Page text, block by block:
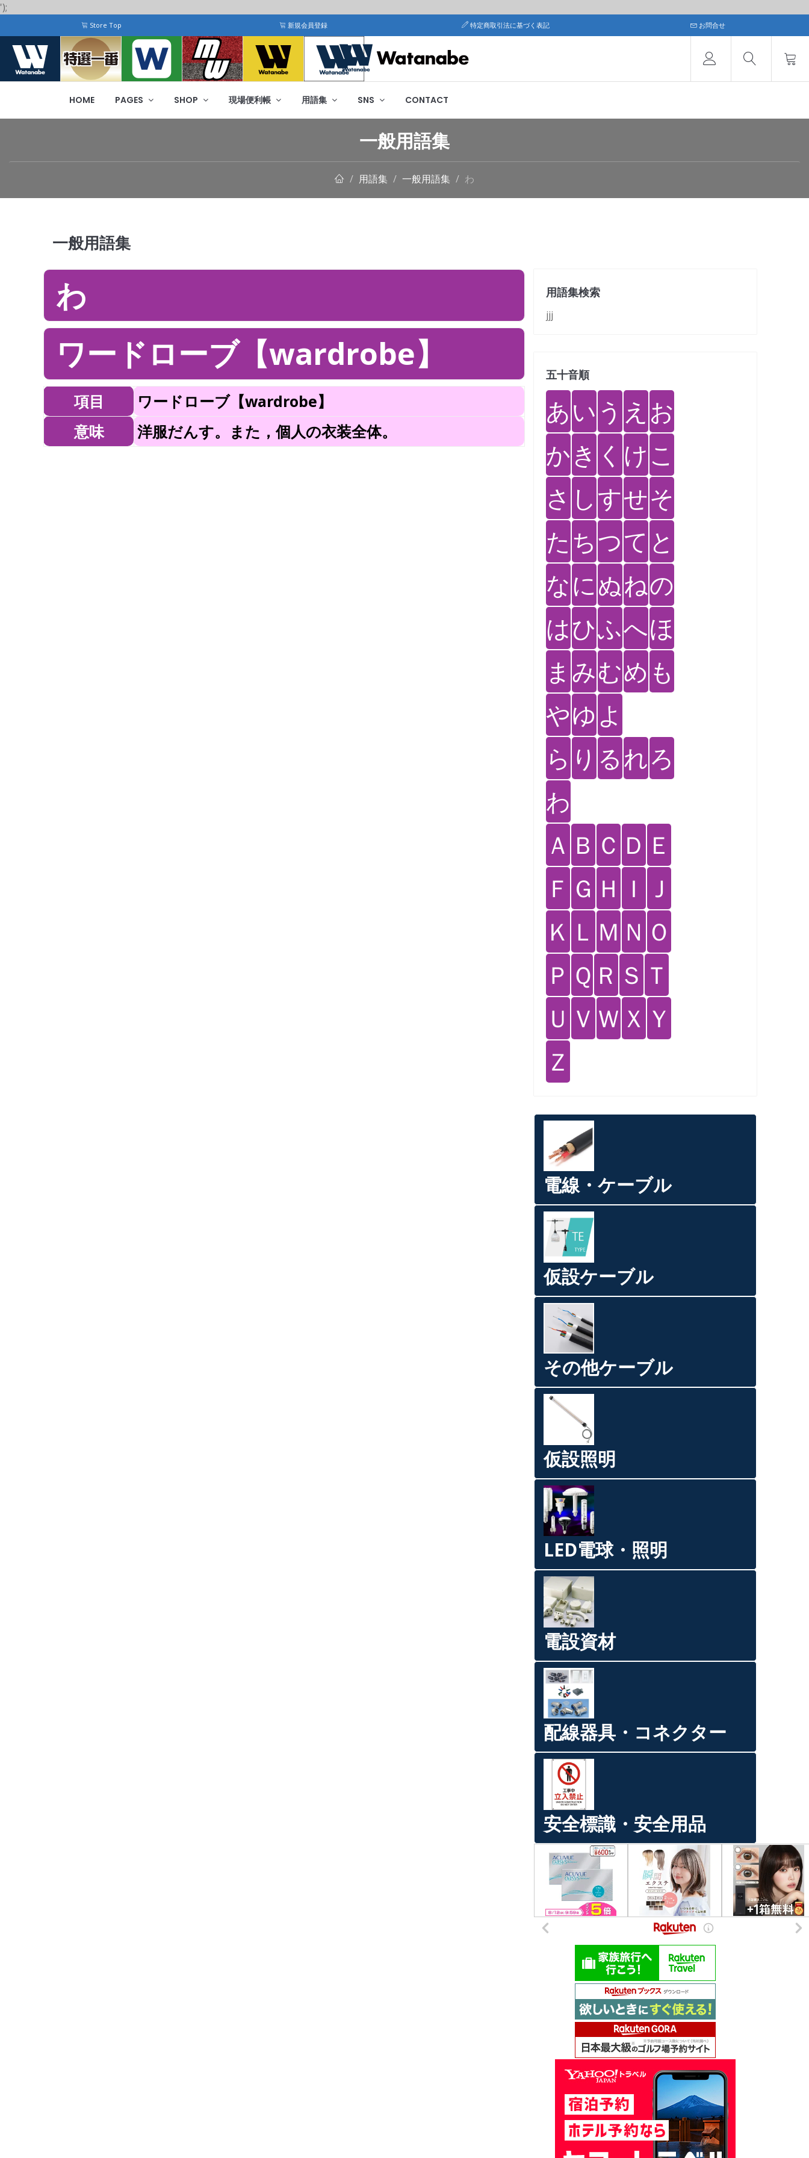
');
Store Top 新規会員登録 特定商取引法に基づく表記 お問合せ
HOME PAGES SHOP 現場便利帳 用語集 SNS CONTACT
一般用語集
用語集 一般用語集 わ
一般用語集
わ
ワードローブ【wardrobe】
項目
ワードローブ【wardrobe】
意味
洋服だんす。また，個人の衣装全体。
用語集検索
jjj
五十音順
あい う え お
かき く けこ
さ しすせそ
た ちつて と
なにぬねの
はひふへほ
ま みむめ も
やゆ よ
ら り るれろ
わ
Ａ Ｂ Ｃ Ｄ Ｅ
Ｆ Ｇ Ｈ Ｉ Ｊ
Ｋ Ｌ Ｍ Ｎ Ｏ
Ｐ Ｑ Ｒ Ｓ Ｔ
Ｕ Ｖ Ｗ Ｘ Ｙ
Ｚ
電線・ケーブル
仮設ケーブル
その他ケーブル
仮設照明
LED電球・照明
電設資材
配線器具・コネクター
安全標識・安全用品